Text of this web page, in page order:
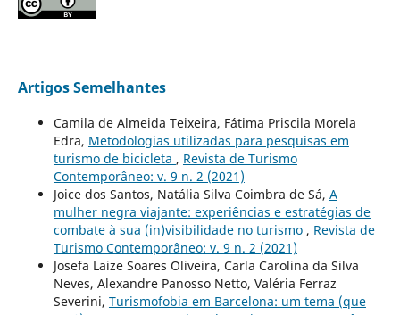
Artigos Semelhantes
Camila de Almeida Teixeira, Fátima Priscila Morela
Edra, Metodologias utilizadas para pesquisas em
turismo de bicicleta , Revista de Turismo
Contemporâneo: v. 9 n. 2 (2021)
Joice dos Santos, Natália Silva Coimbra de Sá, A
mulher negra viajante: experiências e estratégias de
combate à sua (in)visibilidade no turismo , Revista de
Turismo Contemporâneo: v. 9 n. 2 (2021)
Josefa Laize Soares Oliveira, Carla Carolina da Silva
Neves, Alexandre Panosso Netto, Valéria Ferraz
Severini, Turismofobia em Barcelona: um tema (que